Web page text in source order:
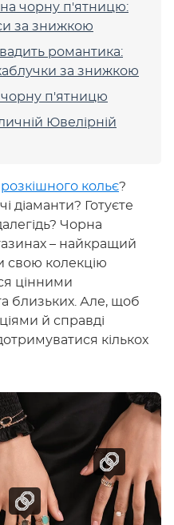
на чорну п'ятницю:
за знижкою
романтика:
за знижкою
чорну п'ятницю
Ювелірній
розкішного кольє?
діаманти? Готуєте
Чорна
– найкращий
свою колекцію
цінними
близьких. Але, щоб
й справді
кількох